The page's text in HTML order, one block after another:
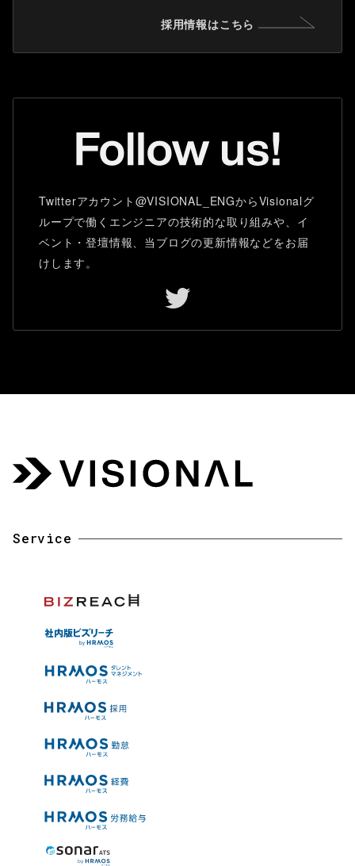
採用情報はこちら
Twitterアカウント@VISIONAL_ENGからVisionalグ
ループで働くエンジニアの技術的な取り組みや、イ
ベント・登壇情報、当ブログの更新情報などをお届
けします。
Service